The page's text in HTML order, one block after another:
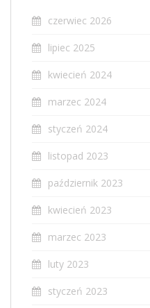
czerwiec 2026
lipiec 2025
kwiecień 2024
marzec 2024
styczeń 2024
listopad 2023
październik 2023
kwiecień 2023
marzec 2023
luty 2023
styczeń 2023